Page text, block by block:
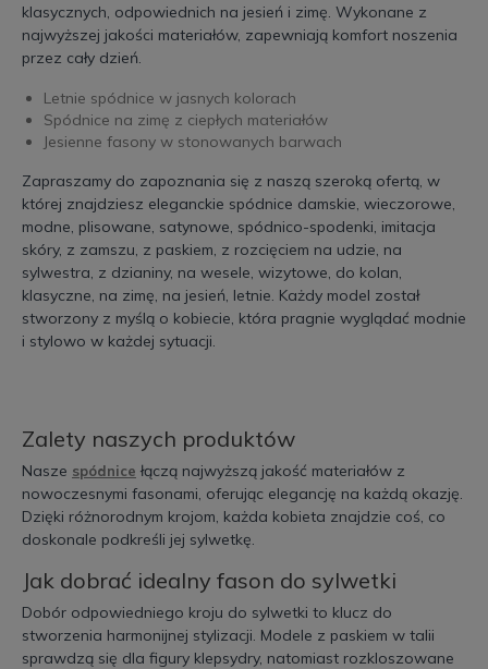
klasycznych, odpowiednich na jesień i zimę. Wykonane z
najwyższej jakości materiałów, zapewniają komfort noszenia
przez cały dzień.
Letnie spódnice w jasnych kolorach
Spódnice na zimę z ciepłych materiałów
Jesienne fasony w stonowanych barwach
Zapraszamy do zapoznania się z naszą szeroką ofertą, w
której znajdziesz eleganckie spódnice damskie, wieczorowe,
modne, plisowane, satynowe, spódnico-spodenki, imitacja
skóry, z zamszu, z paskiem, z rozcięciem na udzie, na
sylwestra, z dzianiny, na wesele, wizytowe, do kolan,
klasyczne, na zimę, na jesień, letnie. Każdy model został
stworzony z myślą o kobiecie, która pragnie wyglądać modnie
i stylowo w każdej sytuacji.
Zalety naszych produktów
Nasze spódnice łączą najwyższą jakość materiałów z
nowoczesnymi fasonami, oferując elegancję na każdą okazję.
Dzięki różnorodnym krojom, każda kobieta znajdzie coś, co
doskonale podkreśli jej sylwetkę.
Jak dobrać idealny fason do sylwetki
Dobór odpowiedniego kroju do sylwetki to klucz do
stworzenia harmonijnej stylizacji. Modele z paskiem w talii
sprawdzą się dla figury klepsydry, natomiast rozkloszowane